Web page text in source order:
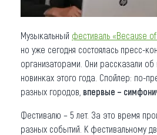
Музыкальный фестиваль «Because
но уже сегодня состоялась пресс-
организаторами. Они рассказали об
новинках этого года. Спойлер: по-
разных городов, впервые –
Фестивалю – 5 лет. За это время
разных событий. К фестивальному